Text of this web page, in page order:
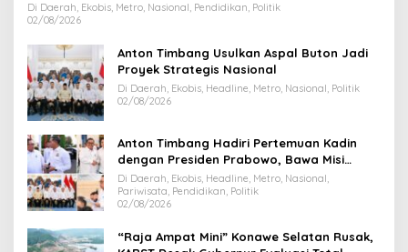
Di Daerah, Ekobis, Metro, Nasional, Pendidikan, Politik
02/08/2026
Anton Timbang Usulkan Aspal Buton Jadi
Proyek Strategis Nasional
Di Daerah, Ekobis, Headline, Metro, Nasional, Politik
02/08/2026
Anton Timbang Hadiri Pertemuan Kadin
dengan Presiden Prabowo, Bawa Misi
Majukan Ekonomi Sultra
Di Daerah, Ekobis, Headline, Metro, Nasional,
Pariwisata, Pendidikan, Politik
02/08/2026
“Raja Ampat Mini” Konawe Selatan Rusak,